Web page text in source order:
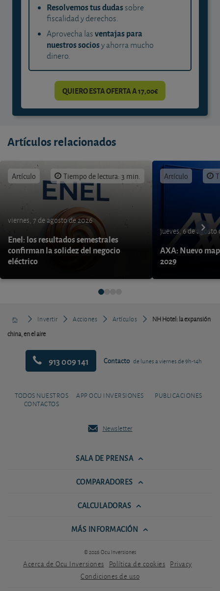
Resolvemos tus dudassobre
fiscalidad y derechos.
Aprovecha lasventajas para
nuestros sociosy ahorra mucho
dinero.
QUIERO ESTA OFERTA A 17,00€
Artículos relacionados
Artículo Tiempo de lectura: 3 min.
viernes, 7 de agosto de 2026
Enel: los resultados semestrales
confirman la solidez del negocio
eléctrico
Artículo
jueves, 6 de agosto
AXA: Nuevo
2029
Invertir Acciones Artículos
NH Hotel: la expansión
china, en el aire
913 009 141 Contacto de lunes a viernes de 9h-14h
TODOS NUESTROS
CONTACTOS
APP OCU INVERSIONES PUBLICACIONES
Newsletter
SALA DE PRENSA
COMPARADORES
CALCULADORAS
MÁS INFORMACIÓN
© 2026 Ocu Inversiones
Acerca de Ocu Inversiones Política de cookies Privacy
Condiciones de uso